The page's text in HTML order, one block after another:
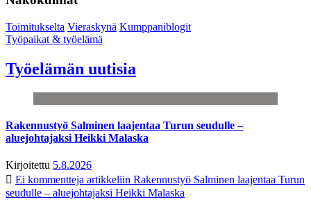
Toimitukselta Vieraskynä Kumppaniblogit
Työpaikat & työelämä
Työelämän uutisia
Rakennustyö Salminen laajentaa Turun seudulle –
aluejohtajaksi Heikki Malaska
Kirjoitettu 5.8.2026
Ei kommentteja artikkeliin Rakennustyö Salminen laajentaa Turun
seudulle – aluejohtajaksi Heikki Malaska